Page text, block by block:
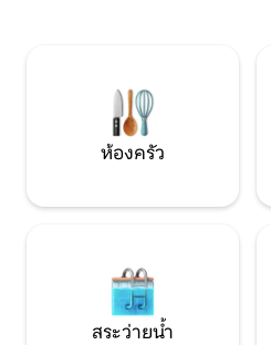
ปราก (เดินทางโดยรถยนต์ 1.5 ชั่วโ
เทศกาลมิวนิคอ็อกโตเบอร์เฟสต์ (ขั
ห้องครัว
สระว่ายน้ำ